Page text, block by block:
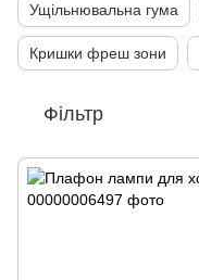
Ущільнювальна гума
Кришки фреш зони
Фільтр